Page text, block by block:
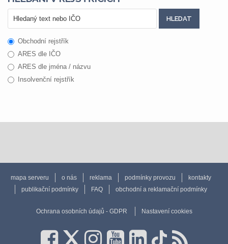
Obchodní rejstřík
ARES dle IČO
ARES dle jména / názvu
Insolvenční rejstřík
mapa serveru o nás reklama podmínky provozu
kontakty
publikační podmínky
FAQ obchodní a reklamační podmínky
Ochrana osobních údajů - GDPR Nastavení cookies